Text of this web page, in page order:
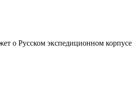
о Русском экспедиционном корпусе